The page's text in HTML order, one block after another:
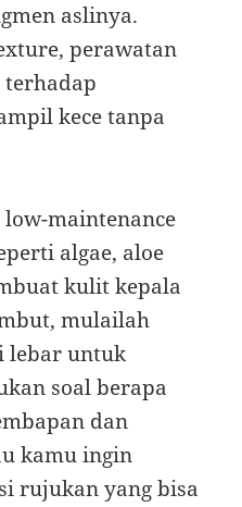
aslinya.
perawatan
terhadap
kece tanpa
maintenance
algae, aloe
kulit kepala
mulailah
lebar untuk
soal berapa
dan
kamu ingin
rujukan yang bisa